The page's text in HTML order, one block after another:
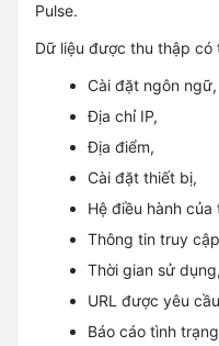
Pulse.
Dữ liệu được thu thập có
Cài đặt ngôn ngữ,
Địa chỉ IP,
Địa điểm,
Cài đặt thiết bị,
Hệ điều hành của
Thông tin truy
Thời gian sử dụng,
URL được yêu
Báo cáo tình